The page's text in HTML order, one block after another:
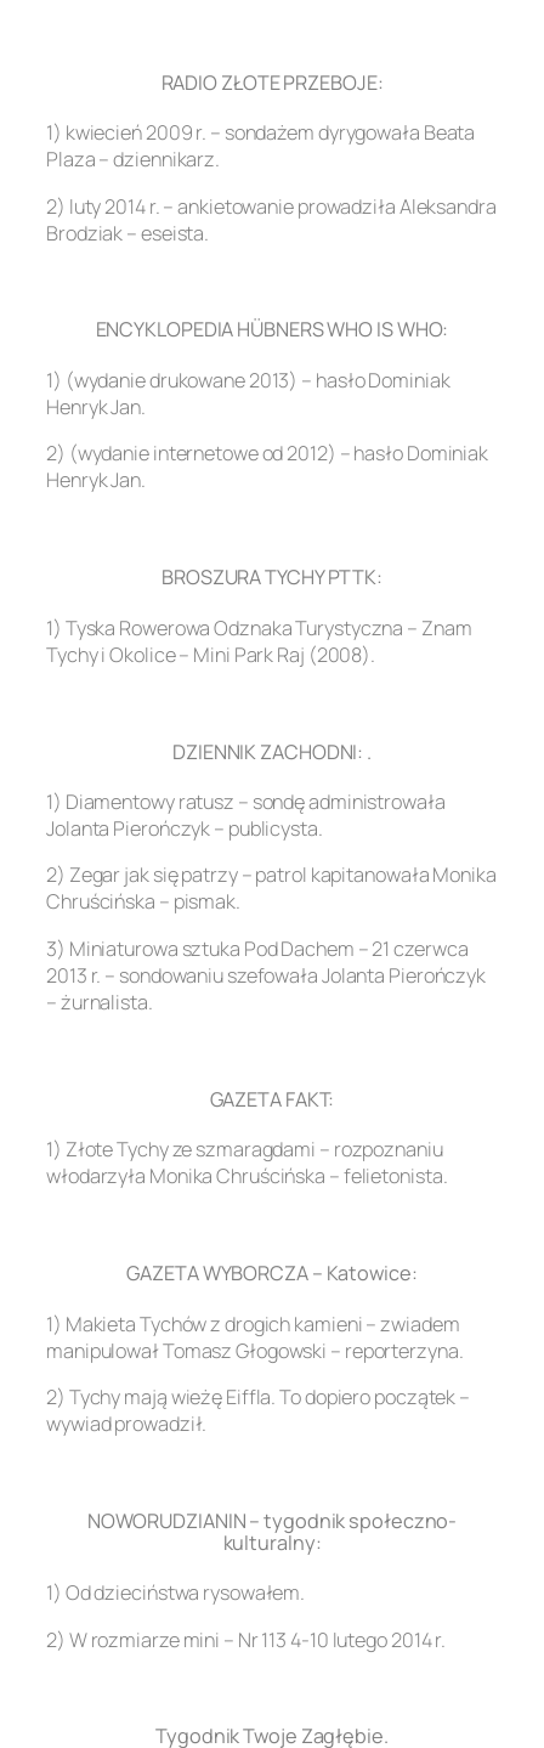
RADIO ZŁOTE PRZEBOJE:
1) kwiecień 2009 r. – sondażem dyrygowała Beata
Plaza – dziennikarz.
2) luty 2014 r. – ankietowanie prowadziła Aleksandra
Brodziak – eseista.
ENCYKLOPEDIA HÜBNERS WHO IS WHO:
1) (wydanie drukowane 2013) – hasło Dominiak
Henryk Jan.
2) (wydanie internetowe od 2012) – hasło Dominiak
Henryk Jan.
BROSZURA TYCHY PTTK:
1) Tyska Rowerowa Odznaka Turystyczna – Znam
Tychy i Okolice – Mini Park Raj (2008).
DZIENNIK ZACHODNI: .
1) Diamentowy ratusz – sondę administrowała
Jolanta Pierończyk – publicysta.
2) Zegar jak się patrzy – patrol kapitanowała Monika
Chruścińska – pismak.
3) Miniaturowa sztuka Pod Dachem – 21 czerwca
2013 r. – sondowaniu szefowała Jolanta Pierończyk
– żurnalista.
GAZETA FAKT:
1) Złote Tychy ze szmaragdami – rozpoznaniu
włodarzyła Monika Chruścińska – felietonista.
GAZETA WYBORCZA – Katowice:
1) Makieta Tychów z drogich kamieni – zwiadem
manipulował Tomasz Głogowski – reporterzyna.
2) Tychy mają wieżę Eiffla. To dopiero początek –
wywiad prowadził.
NOWORUDZIANIN – tygodnik społeczno-
kulturalny:
1) Od dzieciństwa rysowałem.
2) W rozmiarze mini – Nr 113 4-10 lutego 2014 r.
Tygodnik Twoje Zagłębie.